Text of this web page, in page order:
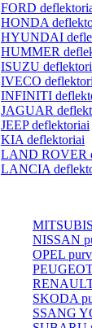
FORD
HONDA
HYUNDAI
HUMMER
ISUZU
IVECO
INFINITI
JAGUAR
JEEP deflektoriai
KIA deflektoriai
LAND ROVER
LANCIA
NISSAN
OPEL
SKODA
SSANG